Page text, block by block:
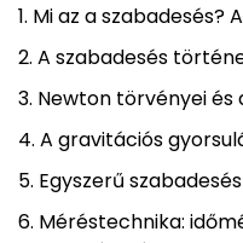
Mi az a szabadesés?
A szabadesés
Newton törvényei és
A gravitációs
Egyszerű
Méréstechnika: